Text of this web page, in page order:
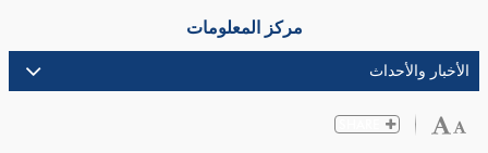
مركز المعلومات